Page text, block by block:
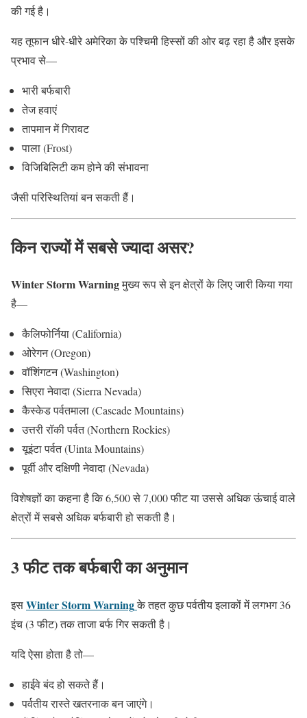
की गई है।
यह तूफान धीरे-धीरे अमेरिका के पश्चिमी हिस्सों की ओर बढ़ रहा है और इसके
प्रभाव से—
भारी बर्फबारी
तेज हवाएं
तापमान में गिरावट
पाला (Frost)
विजिबिलिटी कम होने की संभावना
जैसी परिस्थितियां बन सकती हैं।
किन राज्यों में सबसे ज्यादा असर?
Winter Storm Warningमुख्य रूप से इन क्षेत्रों के लिए जारी किया गया
है—
कैलिफोर्निया (California)
ओरेगन (Oregon)
वॉशिंगटन (Washington)
सिएरा नेवादा (Sierra Nevada)
कैस्केड पर्वतमाला (Cascade Mountains)
उत्तरी रॉकी पर्वत (Northern Rockies)
यूइंटा पर्वत (Uinta Mountains)
पूर्वी और दक्षिणी नेवादा (Nevada)
विशेषज्ञों का कहना है कि 6,500 से 7,000 फीट या उससे अधिक ऊंचाई वाले
क्षेत्रों में सबसे अधिक बर्फबारी हो सकती है।
3 फीट तक बर्फबारी का अनुमान
इसWinter Storm Warningके तहत कुछ पर्वतीय इलाकों में लगभग 36
इंच (3 फीट) तक ताजा बर्फ गिर सकती है।
यदि ऐसा होता है तो—
हाईवे बंद हो सकते हैं।
पर्वतीय रास्ते खतरनाक बन जाएंगे।